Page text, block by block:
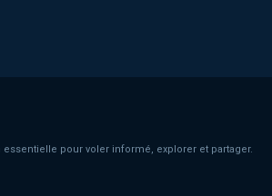
essentielle pour voler informé, explorer et partager.